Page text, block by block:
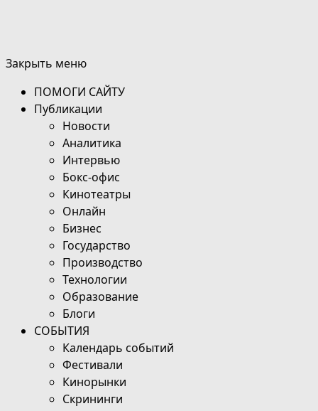
Закрыть меню
ПОМОГИ САЙТУ
Публикации
Новости
Аналитика
Интервью
Бокс-офис
Кинотеатры
Онлайн
Бизнес
Государство
Производство
Технологии
Образование
Блоги
СОБЫТИЯ
Календарь событий
Фестивали
Кинорынки
Скрининги